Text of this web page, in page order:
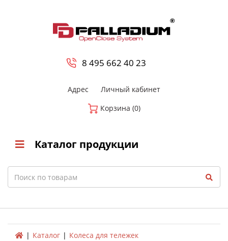
8 495 662 40 23
Адрес
Личный кабинет
Корзина (0)
Каталог продукции
Search
Каталог
Колеса для тележек